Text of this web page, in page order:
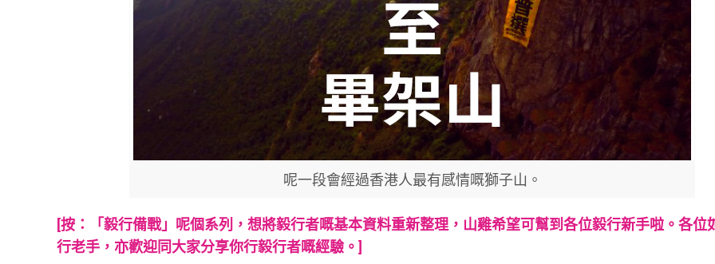
呢一段會經過香港人最有感情嘅獅子山。
[按：「毅行備戰」呢個系列，想將毅行者嘅基本資料重新整理，山雞希望可幫到各位毅行新手啦。各位
行老手，亦歡迎同大家分享你行毅行者嘅經驗。]